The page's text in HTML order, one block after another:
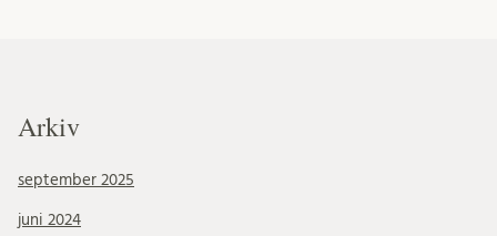
Arkiv
september 2025
juni 2024